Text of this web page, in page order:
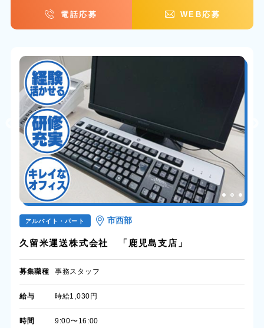
電話応募 WEB応募
アルバイト・パート 市西部
久留米運送株式会社 「鹿児島支店」
募集職種 事務スタッフ
給与 時給1,030円
時間
9:00〜16:00